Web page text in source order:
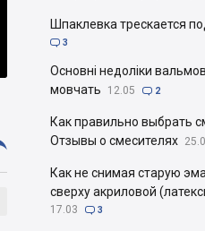
Шпаклевка трескается
 3
Основні недоліки
мовчать
12.05  2
Как правильно выбрать
Отзывы о смесителях
Как не снимая старую
сверху акриловой
17.03  3